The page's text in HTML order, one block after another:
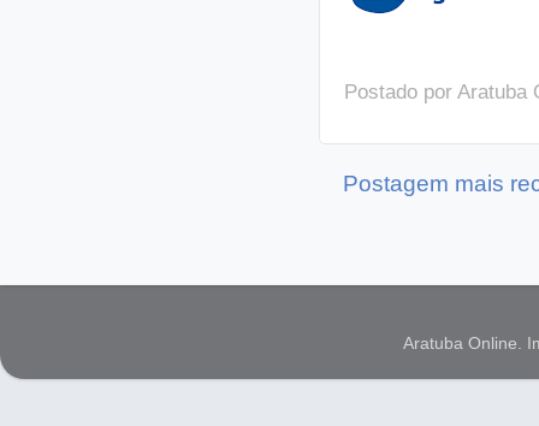
Postado por Aratuba
Postagem mais
Aratuba Online.